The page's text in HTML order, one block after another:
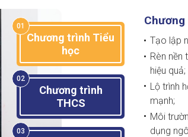
01
Chương trình Tiểu
học
02
Chương trình
THCS
03
Tạo lập
Rèn nền
hiệu quả;
Lộ trình
mạnh;
Môi
dụng